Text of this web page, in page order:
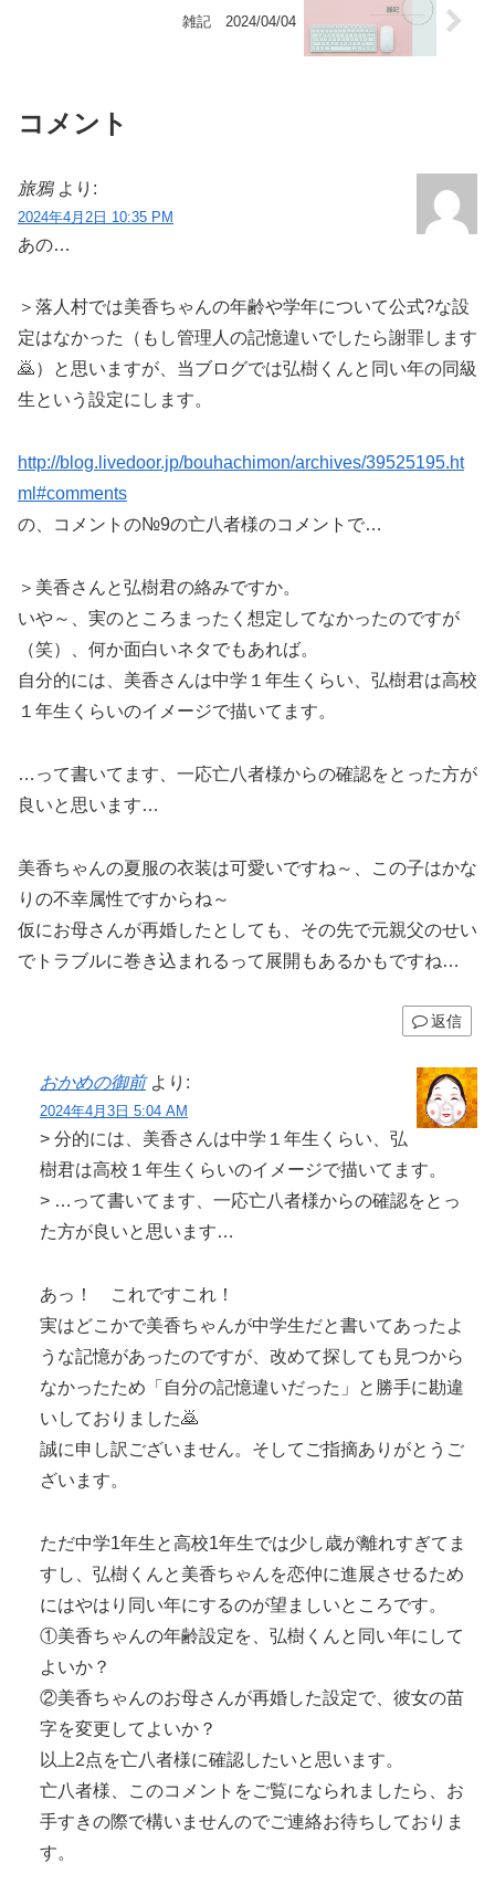
雑記 2024/04/04
コメント
旅鴉 より:
2024年4月2日 10:35 PM
あの…
＞落人村では美香ちゃんの年齢や学年について公式?な設
定はなかった（もし管理人の記憶違いでしたら謝罪します
🙇）と思いますが、当ブログでは弘樹くんと同い年の同級
生という設定にします。
http://blog.livedoor.jp/bouhachimon/archives/39525195.ht
ml#comments
の、コメントの№9の亡八者様のコメントで…
＞美香さんと弘樹君の絡みですか。
いや～、実のところまったく想定してなかったのですが
（笑）、何か面白いネタでもあれば。
自分的には、美香さんは中学１年生くらい、弘樹君は高校
１年生くらいのイメージで描いてます。
…って書いてます、一応亡八者様からの確認をとった方が
良いと思います…
美香ちゃんの夏服の衣装は可愛いですね～、この子はかな
りの不幸属性ですからね～
仮にお母さんが再婚したとしても、その先で元親父のせい
でトラブルに巻き込まれるって展開もあるかもですね…
返信
おかめの御前 より:
2024年4月3日 5:04 AM
> 分的には、美香さんは中学１年生くらい、弘
樹君は高校１年生くらいのイメージで描いてます。
> …って書いてます、一応亡八者様からの確認をとっ
た方が良いと思います…
あっ！ これですこれ！
実はどこかで美香ちゃんが中学生だと書いてあったよ
うな記憶があったのですが、改めて探しても見つから
なかったため「自分の記憶違いだった」と勝手に勘違
いしておりました🙇
誠に申し訳ございません。そしてご指摘ありがとうご
ざいます。
ただ中学1年生と高校1年生では少し歳が離れすぎてま
すし、弘樹くんと美香ちゃんを恋仲に進展させるため
にはやはり同い年にするのが望ましいところです。
①美香ちゃんの年齢設定を、弘樹くんと同い年にして
よいか？
②美香ちゃんのお母さんが再婚した設定で、彼女の苗
字を変更してよいか？
以上2点を亡八者様に確認したいと思います。
亡八者様、このコメントをご覧になられましたら、お
手すきの際で構いませんのでご連絡お待ちしておりま
す。